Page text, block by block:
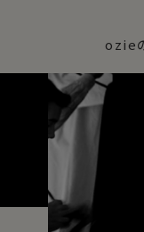
ozie